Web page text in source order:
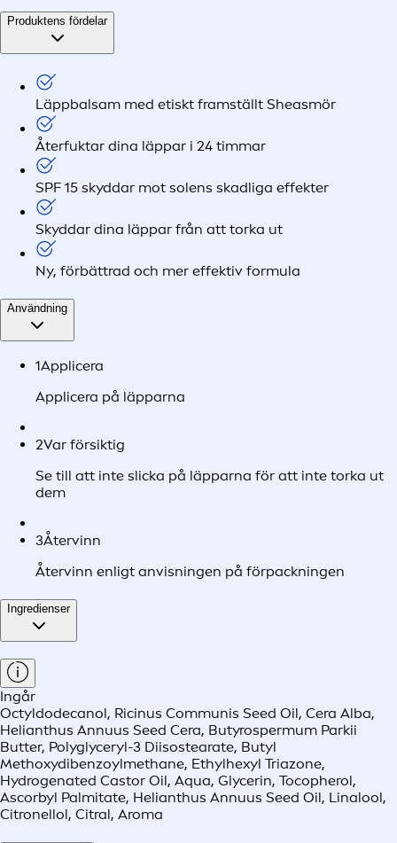
Produktens fördelar
Läppbalsam med etiskt framställt Sheasmör
Återfuktar dina läppar i 24 timmar
SPF 15 skyddar mot solens skadliga effekter
Skyddar dina läppar från att torka ut
Ny, förbättrad och mer effektiv formula
Användning
1Applicera
Applicera på läpparna
2Var försiktig
Se till att inte slicka på läpparna för att inte torka ut
dem
3Återvinn
Återvinn enligt anvisningen på förpackningen
Ingredienser
Ingår
Octyldodecanol, Ricinus Communis Seed Oil, Cera Alba,
Helianthus Annuus Seed Cera, Butyrospermum Parkii
Butter, Polyglyceryl-3 Diisostearate, Butyl
Methoxydibenzoylmethane, Ethylhexyl Triazone,
Hydrogenated Castor Oil, Aqua, Glycerin, Tocopherol,
Ascorbyl Palmitate, Helianthus Annuus Seed Oil, Linalool,
Citronellol, Citral, Aroma